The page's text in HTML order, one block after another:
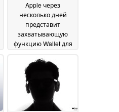
Apple через
несколько дней
представит
захватывающую
функцию Wallet для
других моделей